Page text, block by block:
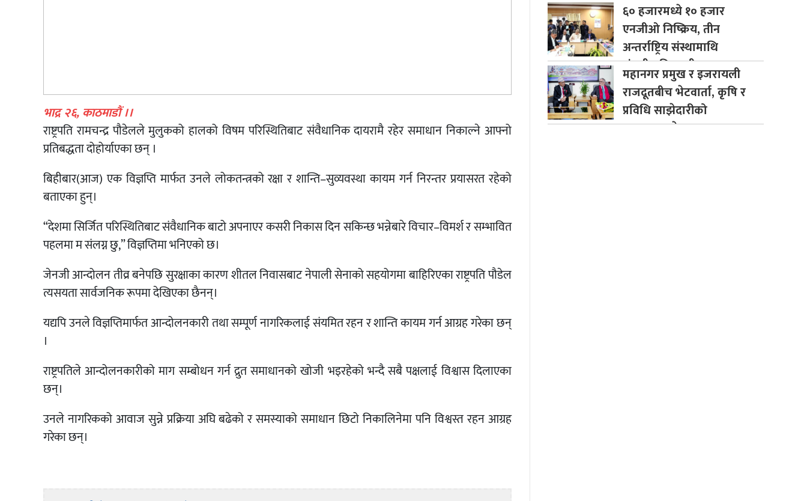
भाद्र २६, काठमाडौं ।।
राष्ट्रपति रामचन्द्र पौडेलले मुलुकको हालको विषम परिस्थितिबाट संवैधानिक दायरामै रहेर समाधान निकाल्ने आफ्नो
प्रतिबद्धता दोहोर्याएका छन् ।
बिहीबार(आज) एक विज्ञप्ति मार्फत उनले लोकतन्त्रको रक्षा र शान्ति–सुव्यवस्था कायम गर्न निरन्तर प्रयासरत रहेको
बताएका हुन्।
“देशमा सिर्जित परिस्थितिबाट संवैधानिक बाटो अपनाएर कसरी निकास दिन सकिन्छ भन्नेबारे विचार–विमर्श र सम्भावित
पहलमा म संलग्न छु,” विज्ञप्तिमा भनिएको छ।
जेनजी आन्दोलन तीव्र बनेपछि सुरक्षाका कारण शीतल निवासबाट नेपाली सेनाको सहयोगमा बाहिरिएका राष्ट्रपति पौडेल
त्यसयता सार्वजनिक रूपमा देखिएका छैनन्।
यद्यपि उनले विज्ञप्तिमार्फत आन्दोलनकारी तथा सम्पूर्ण नागरिकलाई संयमित रहन र शान्ति कायम गर्न आग्रह गरेका छन्
।
राष्ट्रपतिले आन्दोलनकारीको माग सम्बोधन गर्न द्रुत समाधानको खोजी भइरहेको भन्दै सबै पक्षलाई विश्वास दिलाएका
छन्।
उनले नागरिकको आवाज सुन्ने प्रक्रिया अघि बढेको र समस्याको समाधान छिटो निकालिनेमा पनि विश्वस्त रहन आग्रह
गरेका छन्।
६०हजारमध्ये १० हजार
एनजीओ निष्क्रिय, तीन
अन्तर्राष्ट्रिय संस्थामाथि
संसदीय निगरानी
महानगरप्रमुख र इजरायली
राजदूतबीच भेटवार्ता, कृषि र
प्रविधि साझेदारीको
सम्भावनाबारे छलफल